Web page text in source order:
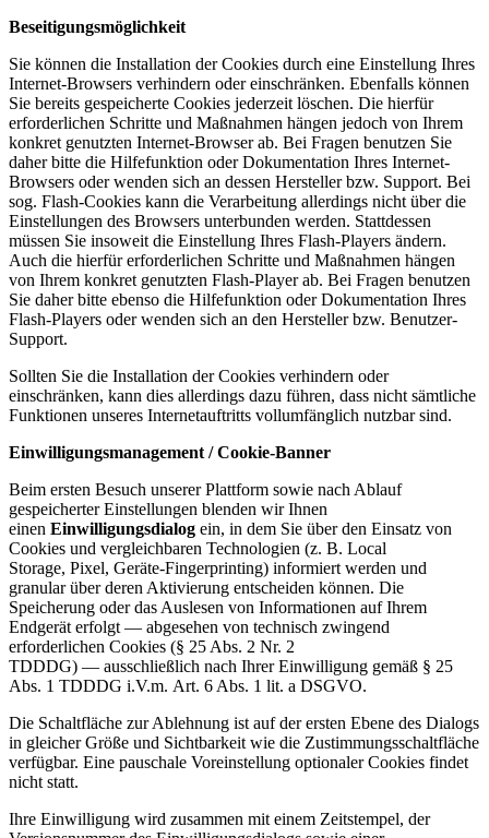
Beseitigungsmöglichkeit
Sie können die Installation der Cookies durch eine Einstellung Ihres
Internet-Browsers verhindern oder einschränken. Ebenfalls können
Sie bereits gespeicherte Cookies jederzeit löschen. Die hierfür
erforderlichen Schritte und Maßnahmen hängen jedoch von Ihrem
konkret genutzten Internet-Browser ab. Bei Fragen benutzen Sie
daher bitte die Hilfefunktion oder Dokumentation Ihres Internet-
Browsers oder wenden sich an dessen Hersteller bzw. Support. Bei
sog. Flash-Cookies kann die Verarbeitung allerdings nicht über die
Einstellungen des Browsers unterbunden werden. Stattdessen
müssen Sie insoweit die Einstellung Ihres Flash-Players ändern.
Auch die hierfür erforderlichen Schritte und Maßnahmen hängen
von Ihrem konkret genutzten Flash-Player ab. Bei Fragen benutzen
Sie daher bitte ebenso die Hilfefunktion oder Dokumentation Ihres
Flash-Players oder wenden sich an den Hersteller bzw. Benutzer-
Support.
Sollten Sie die Installation der Cookies verhindern oder
einschränken, kann dies allerdings dazu führen, dass nicht sämtliche
Funktionen unseres Internetauftritts vollumfänglich nutzbar sind.
Einwilligungsmanagement / Cookie-Banner
Beim ersten Besuch unserer Plattform sowie nach Ablauf
gespeicherter Einstellungen blenden wir Ihnen
einen Einwilligungsdialog ein, in dem Sie über den Einsatz von
Cookies und vergleichbaren Technologien (z. B. Local
Storage, Pixel, Geräte-Fingerprinting) informiert werden und
granular über deren Aktivierung entscheiden können. Die
Speicherung oder das Auslesen von Informationen auf Ihrem
Endgerät erfolgt — abgesehen von technisch zwingend
erforderlichen Cookies (§ 25 Abs. 2 Nr. 2
TDDDG) — ausschließlich nach Ihrer Einwilligung gemäß § 25
Abs. 1 TDDDG i.V.m. Art. 6 Abs. 1 lit. a DSGVO.
Die Schaltfläche zur Ablehnung ist auf der ersten Ebene des Dialogs
in gleicher Größe und Sichtbarkeit wie die Zustimmungsschaltfläche
verfügbar. Eine pauschale Voreinstellung optionaler Cookies findet
nicht statt.
Ihre Einwilligung wird zusammen mit einem Zeitstempel, der